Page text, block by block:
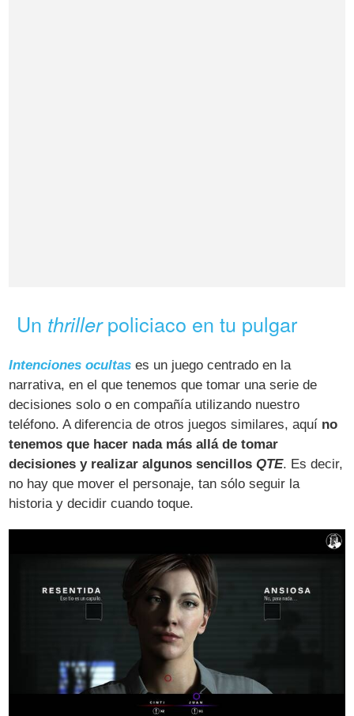
Un thrillerpoliciaco en tu pulgar
Intenciones ocultas es un juego centrado en la
narrativa, en el que tenemos que tomar una serie de
decisiones solo o en compañía utilizando nuestro
teléfono. A diferencia de otros juegos similares, aquí no
tenemos que hacer nada más allá de tomar
decisiones y realizar algunos sencillosQTE. Es decir,
no hay que mover el personaje, tan sólo seguir la
historia y decidir cuando toque.